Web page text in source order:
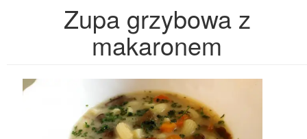
Zupa grzybowa z
makaronem